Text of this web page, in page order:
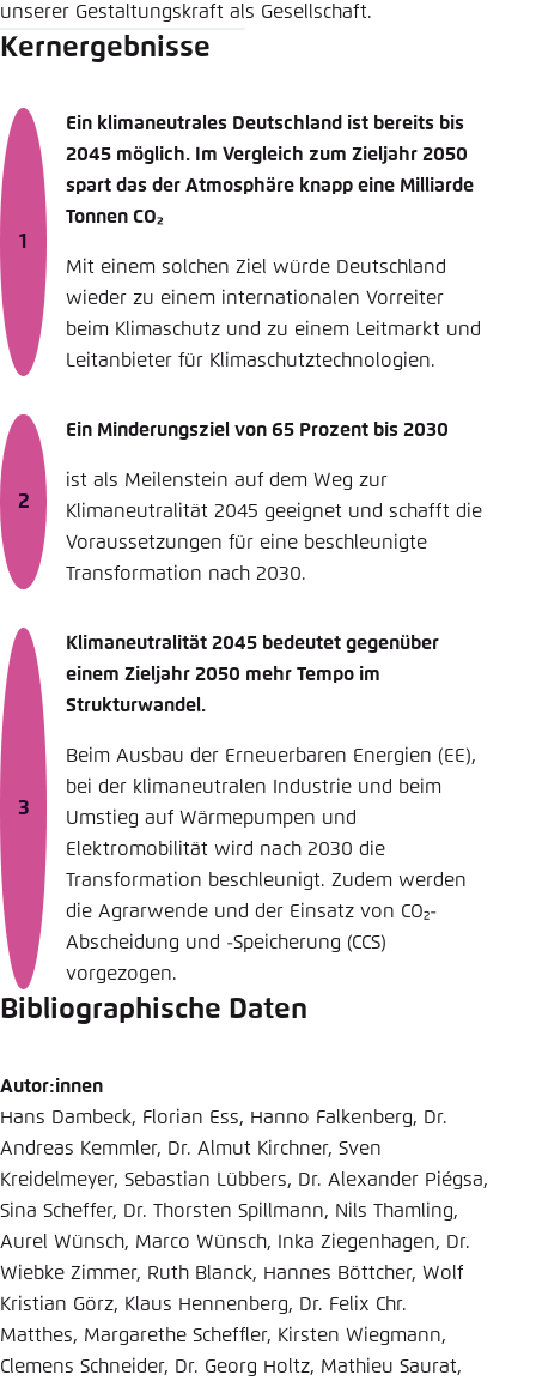
unserer Gestaltungskraft als Gesellschaft.
Kernergebnisse
Ein klimaneutrales Deutschland ist bereits bis
2045 möglich. Im Vergleich zum Zieljahr 2050
spart das der Atmosphäre knapp eine Milliarde
Tonnen CO₂
Mit einem solchen Ziel würde Deutschland
wieder zu einem internationalen Vorreiter
beim Klimaschutz und zu einem Leitmarkt und
Leitanbieter für Klimaschutztechnologien.
Ein Minderungsziel von 65 Prozent bis 2030
ist als Meilenstein auf dem Weg zur
Klimaneutralität 2045 geeignet und schafft die
Voraussetzungen für eine beschleunigte
Transformation nach 2030.
Klimaneutralität 2045 bedeutet gegenüber
einem Zieljahr 2050 mehr Tempo im
Strukturwandel.
Beim Ausbau der Erneuerbaren Energien (EE),
bei der klimaneutralen Industrie und beim
Umstieg auf Wärmepumpen und
Elektromobilität wird nach 2030 die
Transformation beschleunigt. Zudem werden
die Agrarwende und der Einsatz von CO₂-
Abscheidung und -Speicherung (CCS)
vorgezogen.
Bibliographische Daten
Autor:innen
Hans Dambeck, Florian Ess, Hanno Falkenberg, Dr.
Andreas Kemmler, Dr. Almut Kirchner, Sven
Kreidelmeyer, Sebastian Lübbers, Dr. Alexander Piégsa,
Sina Scheffer, Dr. Thorsten Spillmann, Nils Thamling,
Aurel Wünsch, Marco Wünsch, Inka Ziegenhagen, Dr.
Wiebke Zimmer, Ruth Blanck, Hannes Böttcher, Wolf
Kristian Görz, Klaus Hennenberg, Dr. Felix Chr.
Matthes, Margarethe Scheffler, Kirsten Wiegmann,
Clemens Schneider, Dr. Georg Holtz, Mathieu Saurat,